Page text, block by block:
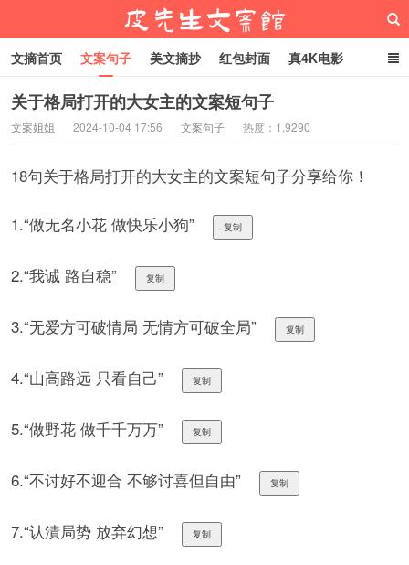
文摘首页 文案句子 美文摘抄 红包封面 真4K电影
网络热梗 恋爱家庭 微信头像
关于格局打开的大女主的文案短句子
文案姐姐 2024-10-04 17:56 文案句子 热度：1,9290
18句关于格局打开的大女主的文案短句子分享给你！
1.“做无名小花 做快乐小狗” 复制
2.“我诚 路自稳” 复制
3.“无爱方可破情局 无情方可破全局” 复制
4.“山高路远 只看自己” 复制
5.“做野花 做千千万万” 复制
6.“不讨好不迎合 不够讨喜但自由” 复制
7.“认漬局势 放弃幻想” 复制